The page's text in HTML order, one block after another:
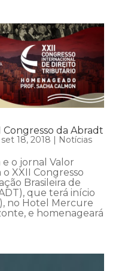
da Abradt
set 18, 2018 | Notícias
e o jornal Valor
XXII Congresso
Brasileira de
que terá início
no Hotel Mercure
e homenageará